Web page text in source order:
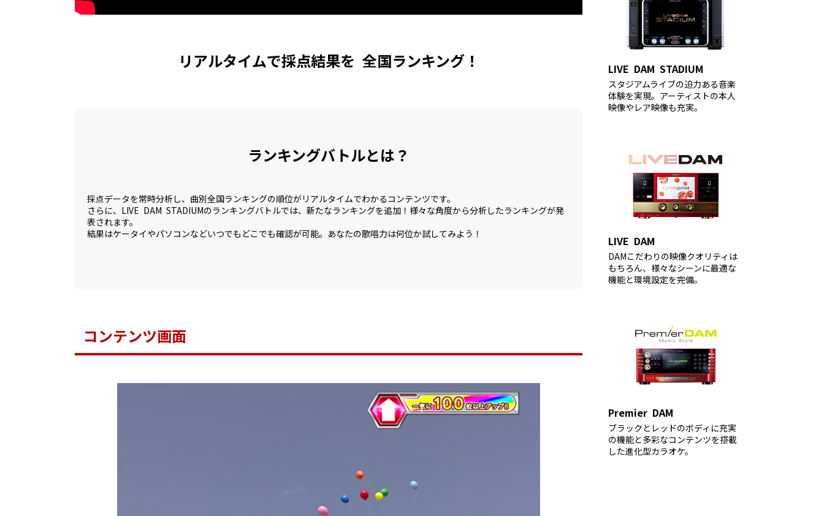
リアルタイムで採点結果を 全国ランキング！
ランキングバトルとは？
採点データを常時分析し、曲別全国ランキングの順位がリアルタイムでわかるコンテンツです。
さらに、LIVE DAM STADIUMのランキングバトルでは、新たなランキングを追加！様々な角度から分析したランキングが発
表されます。
結果はケータイやパソコンなどいつでもどこでも確認が可能。あなたの歌唱力は何位か試してみよう！
コンテンツ画面
LIVE DAM STADIUM
スタジアムライブの迫力ある音楽
体験を実現。アーティストの本人
映像やレア映像も充実。
LIVE DAM
DAMこだわりの映像クオリティは
もちろん、様々なシーンに最適な
機能と環境設定を完備。
Premier DAM
ブラックとレッドのボディに充実
の機能と多彩なコンテンツを搭載
した進化型カラオケ。